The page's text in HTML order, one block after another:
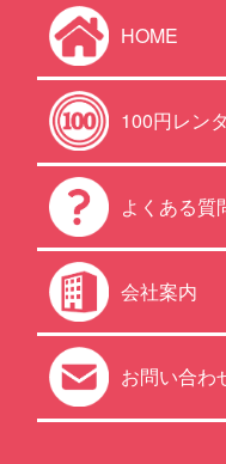
HOME
100円レン
よくある質
会社案内
お問い合わ